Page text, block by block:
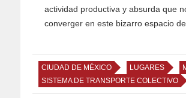
actividad productiva y absurda que
converger en este bizarro espacio de
CIUDAD DE MÉXICO LUGARES
SISTEMA DE TRANSPORTE COLECTIVO